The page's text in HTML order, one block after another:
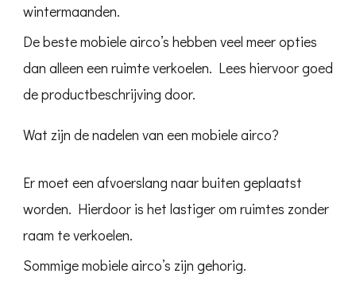
wintermaanden.
De beste mobiele airco’s hebben veel meer opties
dan alleen een ruimte verkoelen. Lees hiervoor goed
de productbeschrijving door.
Wat zijn de nadelen van een mobiele airco?
Er moet een afvoerslang naar buiten geplaatst
worden. Hierdoor is het lastiger om ruimtes zonder
raam te verkoelen.
Sommige mobiele airco’s zijn gehorig.